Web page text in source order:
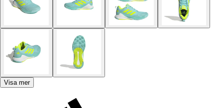
Visa mer